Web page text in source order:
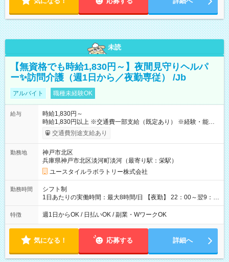
未読
【無資格でも時給1,830円～】夜間見守りヘルパ
ー✨訪問介護（週1日から／夜勤専従） /Jb
アルバイト 職種未経験OK
給与
時給1,830円～
時給1,830円以上 ※交通費一部支給（既定あり） ※経験・能力を
考慮して決定します 【収入例】 週1回勤務の場合：1,830円×8時
間×4回=5万8,560円 週3回勤務の場合：1,830円×8時間×12回
月 ※ 雇用形態と給与に、本採用時と異なる部分があります。 雇
用形態：本採用時と同じです。 給与：時給 1,550円以上
交通費別途支給あり
勤務地
神戸市北区
兵庫県神戸市北区淡河町淡河（最寄り駅：栄駅）
ユースタイルラボラトリー株式会社
勤務時間
シフト制
1日あたりの実働時間：最大8時間/日 【夜勤】 22：00～翌9：
00 ※週1日～OK ／ 夜勤専従 ＊＊ 勤務時間例 ＊＊ ■22時か
ら翌7時 ■23時から翌8時 ■24時から翌9時 など ※上記の時間
ます。 ※曜日固定（毎週同じ曜日での勤務となります）
特徴 週1日からOK / 日払いOK / 副業・WワークOK
気になる！ 応募する 詳細へ